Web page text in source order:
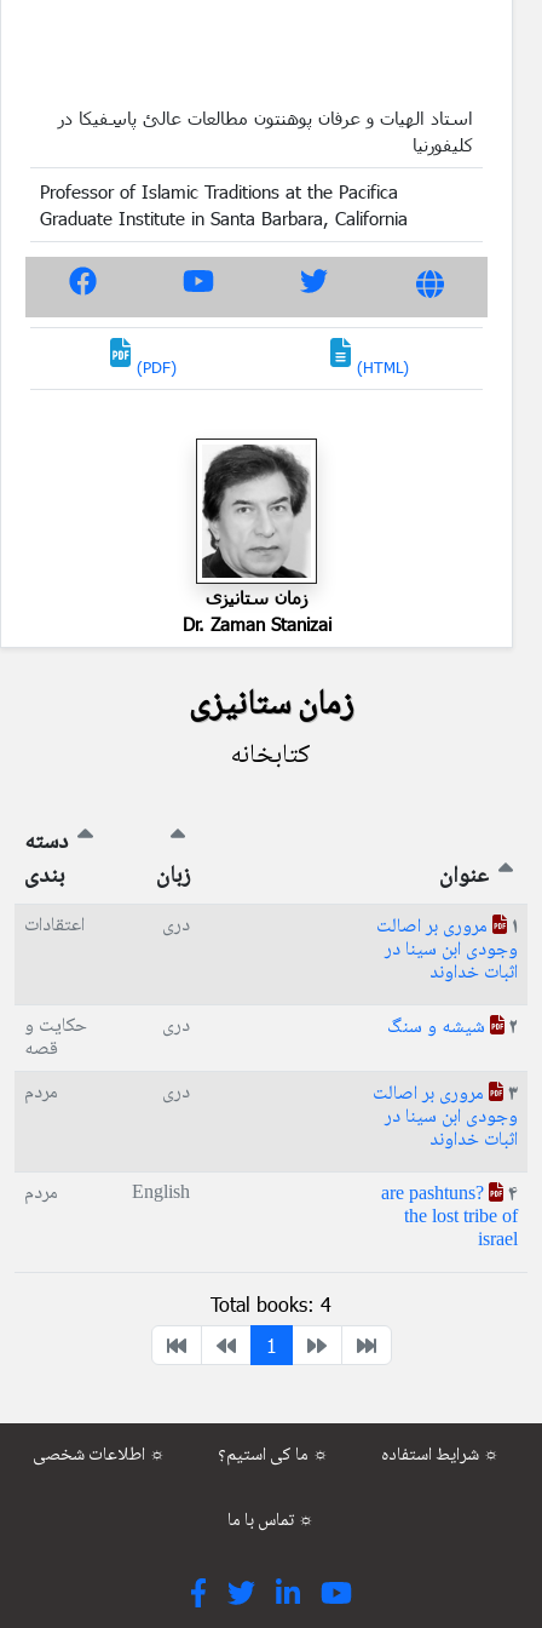
استاد الهیات و عرفان پوهنتون مطالعات عالئ پاسِفیکا در
کلیفورنیا
Professor of Islamic Traditions at the Pacifica
Graduate Institute in Santa Barbara, California
(PDF) (HTML)
زمان ستانیزی
Dr. Zaman Stanizai
زمان ستانیزی
کتابخانه
عنوان زبان
دسته
بندی
1 مروری بر اصالت
وجودی ابن سینا در
اثبات خداوند
دری اعتقادات
2 شیشه و سنگ دری حکایت و
قصه
3 مروری بر اصالت
وجودی ابن سینا در
اثبات خداوند
دری مردم
4
?are pashtuns
the lost tribe of
israel
English مردم
Total books: 4
1
اطلاعات شخصی ☼ ما کی استیم؟ ☼ شرایط استفاده ☼
تماس با ما ☼